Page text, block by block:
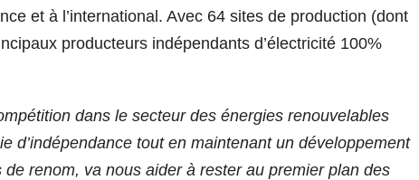
et à l’international. Avec 64 sites de production (dont
producteurs indépendants d’électricité 100%
dans le secteur des énergies renouvelables
d’indépendance tout en maintenant un développement
de renom, va nous aider à rester au premier plan des